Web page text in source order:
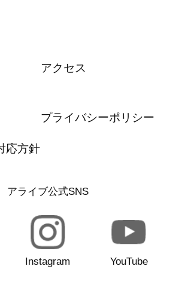
アクセス
プライバシーポリシー
応方針
アライブ公式SNS
Instagram YouTube